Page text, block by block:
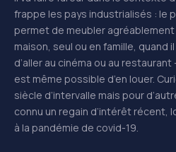
frappe les pays industrialisés : le
permet de meubler
maison, seul ou en famille, quand
d’aller au cinéma ou au
est même possible d’en louer.
siècle d’intervalle mais pour
connu un regain d’intérêt récent,
à la pandémie de covid-19.